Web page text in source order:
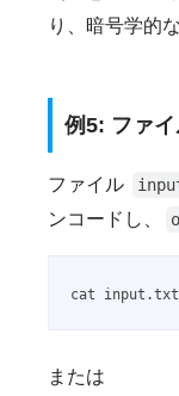
り、暗号学的
例5: ファ
ファイル
ンコードし、
cat input.txt
または